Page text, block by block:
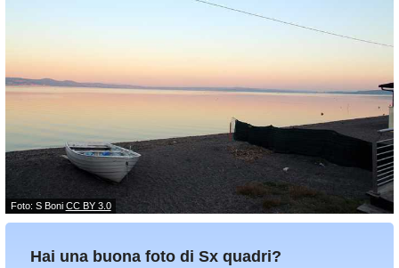
Foto: S Boni CC BY 3.0
Hai una buona foto di Sx quadri?